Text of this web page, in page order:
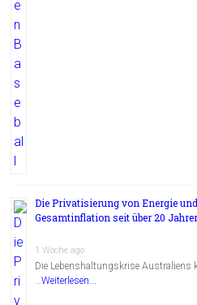
Die Privatisierung von Energie
Gesamtinflation seit über 20
1 Woche ago
Die Lebenshaltungskrise Australiens
…Weiterlesen...